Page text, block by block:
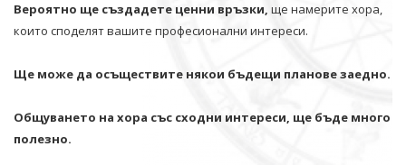
Вероятно ще създадете ценни връзки, ще намерите хора,
които споделят вашите професионални интереси.
Ще може да осъществите някои бъдещи планове заедно.
Общуването на хора със сходни интереси, ще бъде много
полезно.